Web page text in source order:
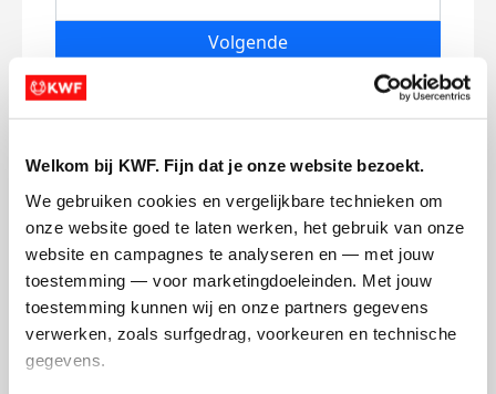
Welkom bij KWF. Fijn dat je onze website bezoekt.
We gebruiken cookies en vergelijkbare technieken om
onze website goed te laten werken, het gebruik van onze
website en campagnes te analyseren en — met jouw
toestemming — voor marketingdoeleinden. Met jouw
toestemming kunnen wij en onze partners gegevens
verwerken, zoals surfgedrag, voorkeuren en technische
gegevens.
Volgende
Creditcard
Referentie